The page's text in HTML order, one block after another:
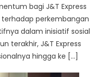
bagi J&T Express
perkembangan
dalam inisiatif sosial
terakhir, J&T Express
hingga ke […]